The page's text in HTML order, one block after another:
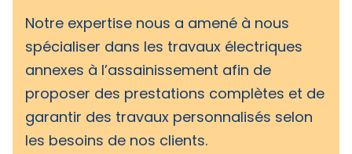
Notre expertise nous a amené à nous
spécialiser dans les travaux électriques
annexes à l’assainissement afin de
proposer des prestations complètes et de
garantir des travaux personnalisés selon
les besoins de nos clients.